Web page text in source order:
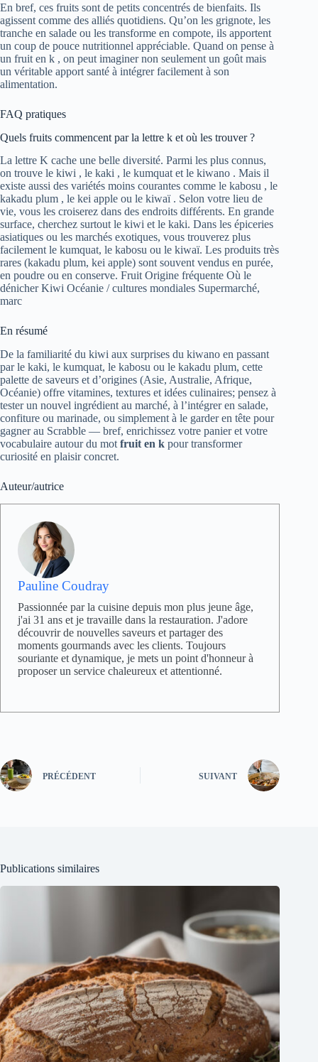
En bref, ces fruits sont de petits concentrés de bienfaits. Ils
agissent comme des alliés quotidiens. Qu’on les grignote, les
tranche en salade ou les transforme en compote, ils apportent
un coup de pouce nutritionnel appréciable. Quand on pense à
un fruit en k , on peut imaginer non seulement un goût mais
un véritable apport santé à intégrer facilement à son
alimentation.
FAQ pratiques
Quels fruits commencent par la lettre k et où les trouver ?
La lettre K cache une belle diversité. Parmi les plus connus,
on trouve le kiwi , le kaki , le kumquat et le kiwano . Mais il
existe aussi des variétés moins courantes comme le kabosu , le
kakadu plum , le kei apple ou le kiwaï . Selon votre lieu de
vie, vous les croiserez dans des endroits différents. En grande
surface, cherchez surtout le kiwi et le kaki. Dans les épiceries
asiatiques ou les marchés exotiques, vous trouverez plus
facilement le kumquat, le kabosu ou le kiwaï. Les produits très
rares (kakadu plum, kei apple) sont souvent vendus en purée,
en poudre ou en conserve. Fruit Origine fréquente Où le
dénicher Kiwi Océanie / cultures mondiales Supermarché,
marc
En résumé
De la familiarité du kiwi aux surprises du kiwano en passant
par le kaki, le kumquat, le kabosu ou le kakadu plum, cette
palette de saveurs et d’origines (Asie, Australie, Afrique,
Océanie) offre vitamines, textures et idées culinaires; pensez à
tester un nouvel ingrédient au marché, à l’intégrer en salade,
confiture ou marinade, ou simplement à le garder en tête pour
gagner au Scrabble — bref, enrichissez votre panier et votre
vocabulaire autour du mot fruit en k pour transformer
curiosité en plaisir concret.
Auteur/autrice
Pauline Coudray
Passionnée par la cuisine depuis mon plus jeune âge,
j'ai 31 ans et je travaille dans la restauration. J'adore
découvrir de nouvelles saveurs et partager des
moments gourmands avec les clients. Toujours
souriante et dynamique, je mets un point d'honneur à
proposer un service chaleureux et attentionné.
PRÉCÉDENT SUIVANT
Publications similaires